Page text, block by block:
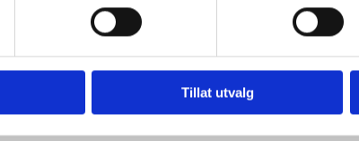
Tillat utvalg